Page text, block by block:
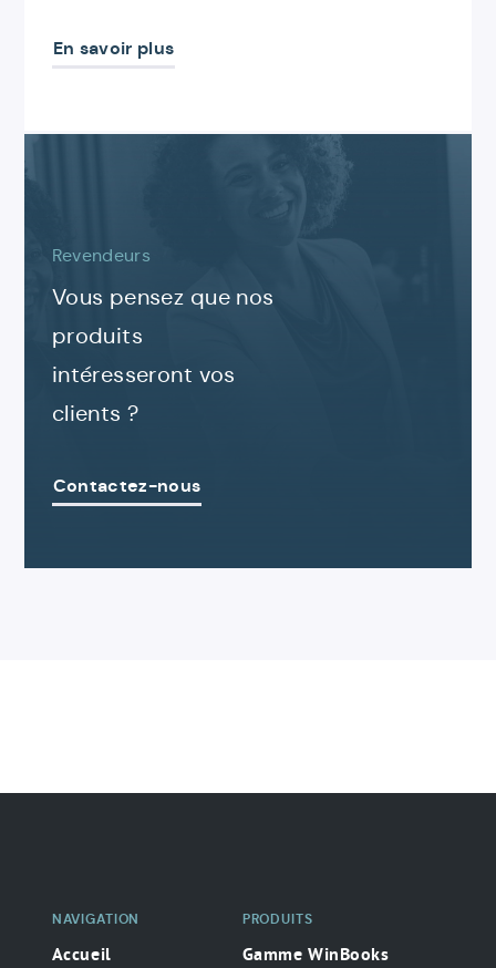
En savoir plus
Contactez-
Revendeurs
Vous pensez que nos
produits
intéresseront vos
clients ?
Contactez-nous
Navigation
NAVIGATION
Accueil
PRODUITS
Gamme WinBooks